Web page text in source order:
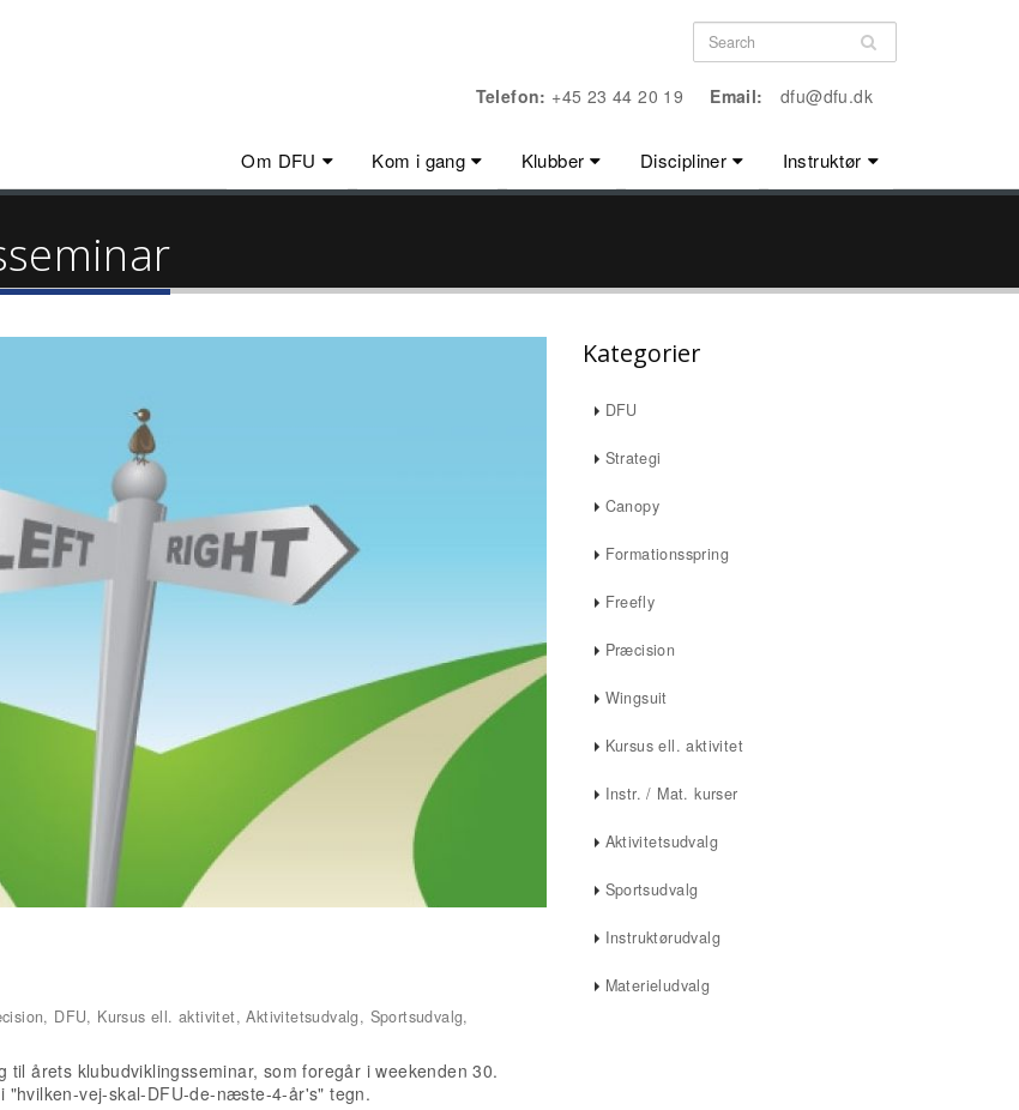
Telefon: +45 23 44 20 19 Email: dfu@dfu.dk
Om DFU Kom i gang Klubber Discipliner Instruktør
DFU, Kursus ell. aktivitet, Aktivitetsudvalg, Sportsudvalg,
årets klubudviklingsseminar, som foregår i weekenden 30.
vej-skal-DFU-de-næste-4-år's" tegn.
Kategorier
DFU
Strategi
Canopy
Formationsspring
Freefly
Præcision
Wingsuit
Kursus ell. aktivitet
Instr. / Mat. kurser
Aktivitetsudvalg
Sportsudvalg
Instruktørudvalg
Materieludvalg